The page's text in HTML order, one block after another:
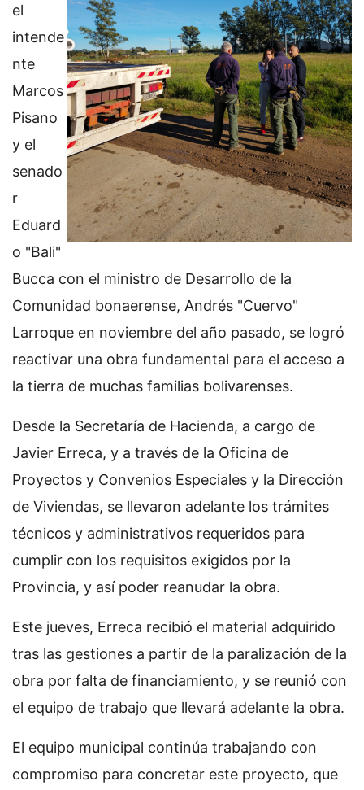
el
intende
nte
Marcos
Pisano
y el
senado
r
Eduard
o "Bali"
Bucca con el ministro de Desarrollo de la
Comunidad bonaerense, Andrés "Cuervo"
Larroque en noviembre del año pasado, se logró
reactivar una obra fundamental para el acceso a
la tierra de muchas familias bolivarenses.
Desde la Secretaría de Hacienda, a cargo de
Javier Erreca, y a través de la Oficina de
Proyectos y Convenios Especiales y la Dirección
de Viviendas, se llevaron adelante los trámites
técnicos y administrativos requeridos para
cumplir con los requisitos exigidos por la
Provincia, y así poder reanudar la obra.
Este jueves, Erreca recibió el material adquirido
tras las gestiones a partir de la paralización de la
obra por falta de financiamiento, y se reunió con
el equipo de trabajo que llevará adelante la obra.
El equipo municipal continúa trabajando con
compromiso para concretar este proyecto, que